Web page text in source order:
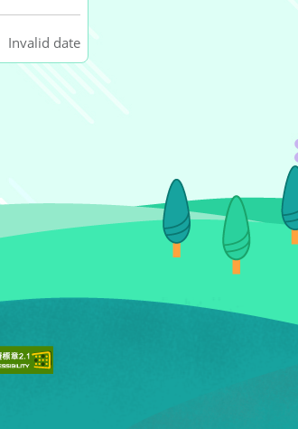
Invalid date